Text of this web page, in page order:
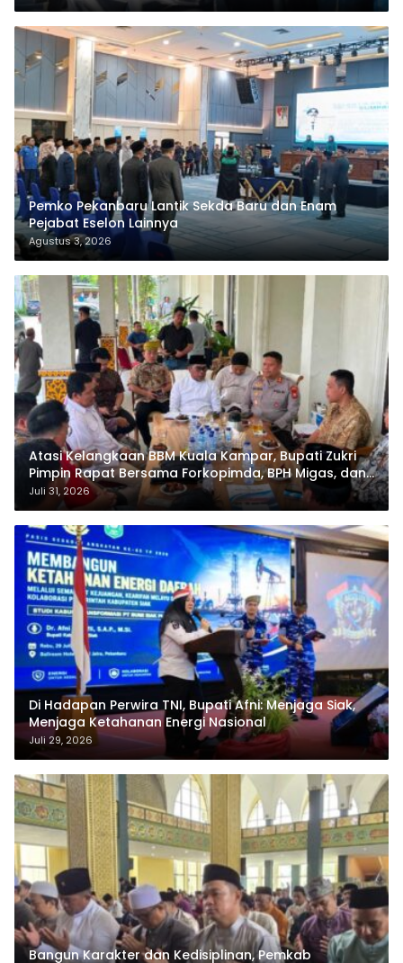
Pemko Pekanbaru Lantik Sekda Baru dan Enam
Pejabat Eselon Lainnya
Agustus 3, 2026
Atasi Kelangkaan BBM Kuala Kampar, Bupati Zukri
Pimpin Rapat Bersama Forkopimda, BPH Migas, dan
Pertamina
Juli 31, 2026
Di Hadapan Perwira TNI, Bupati Afni: Menjaga Siak,
Menjaga Ketahanan Energi Nasional
Juli 29, 2026
Bangun Karakter dan Kedisiplinan, Pemkab